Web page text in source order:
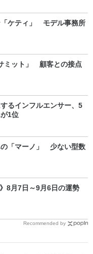
「ケティ」 モデル事務所
ミット」 顧客との接点
るインフルエンサー、5
1位
の「マーノ」 少ない型数
8月7日～9月6日の運勢
Recommended by